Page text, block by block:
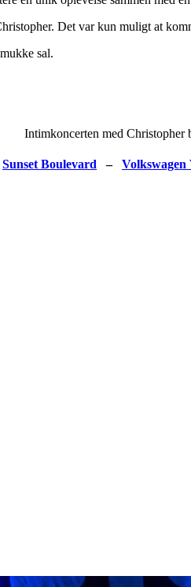
Det var kun muligt at
sal.
Intimkoncerten med Christopher
Sunset Boulevard – Volkswagen